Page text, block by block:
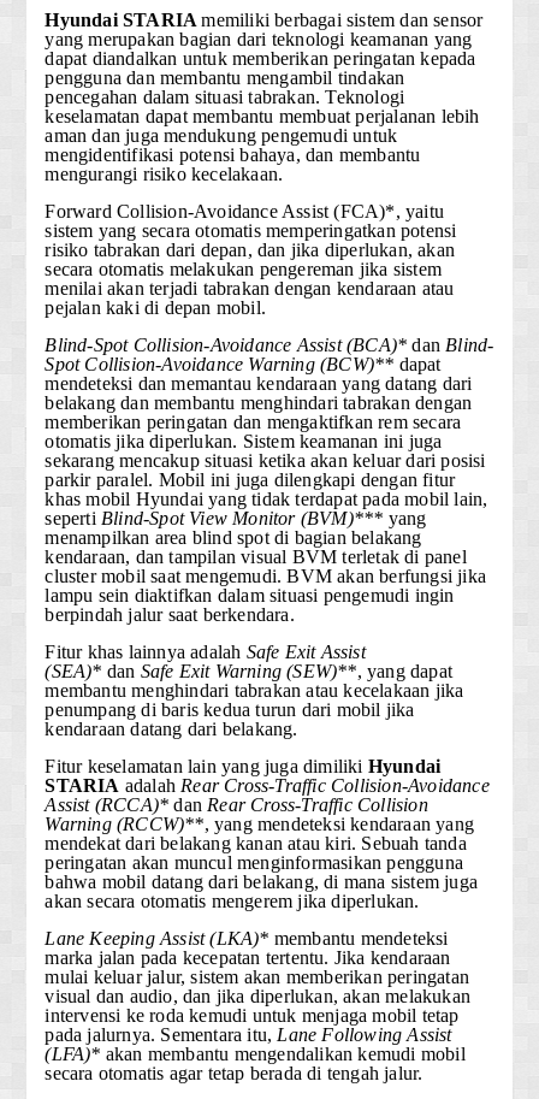
Hyundai STARIAmemiliki berbagai sistem dan sensor
yang merupakan bagian dari teknologi keamanan yang
dapat diandalkan untuk memberikan peringatan kepada
pengguna dan membantu mengambil tindakan
pencegahan dalam situasi tabrakan. Teknologi
keselamatan dapat membantu membuat perjalanan lebih
aman dan juga mendukung pengemudi untuk
mengidentifikasi potensi bahaya, dan membantu
mengurangi risiko kecelakaan.
Forward Collision-Avoidance Assist (FCA)*, yaitu
sistem yang secara otomatis memperingatkan potensi
risiko tabrakan dari depan, dan jika diperlukan, akan
secara otomatis melakukan pengereman jika sistem
menilai akan terjadi tabrakan dengan kendaraan atau
pejalan kaki di depan mobil.
Blind-Spot Collision-Avoidance Assist (BCA)*dan Blind-
Spot Collision-Avoidance Warning (BCW)** dapat
mendeteksi dan memantau kendaraan yang datang dari
belakang dan membantu menghindari tabrakan dengan
memberikan peringatan dan mengaktifkan rem secara
otomatis jika diperlukan. Sistem keamanan ini juga
sekarang mencakup situasi ketika akan keluar dari posisi
parkir paralel. Mobil ini juga dilengkapi dengan fitur
khas mobil Hyundai yang tidak terdapat pada mobil lain,
seperti Blind-Spot View Monitor (BVM)*** yang
menampilkan area blind spot di bagian belakang
kendaraan, dan tampilan visual BVM terletak di panel
cluster mobil saat mengemudi. BVM akan berfungsi jika
lampu sein diaktifkan dalam situasi pengemudi ingin
berpindah jalur saat berkendara.
Fitur khas lainnya adalah Safe Exit Assist
(SEA)* dan Safe Exit Warning (SEW)**, yang dapat
membantu menghindari tabrakan atau kecelakaan jika
penumpang di baris kedua turun dari mobil jika
kendaraan datang dari belakang.
Fitur keselamatan lain yang juga dimiliki Hyundai
STARIA adalah Rear Cross-Traffic Collision-Avoidance
Assist (RCCA)*dan Rear Cross-Traffic Collision
Warning (RCCW)**, yang mendeteksi kendaraan yang
mendekat dari belakang kanan atau kiri. Sebuah tanda
peringatan akan muncul menginformasikan pengguna
bahwa mobil datang dari belakang, di mana sistem juga
akan secara otomatis mengerem jika diperlukan.
Lane Keeping Assist (LKA)* membantu mendeteksi
marka jalan pada kecepatan tertentu. Jika kendaraan
mulai keluar jalur, sistem akan memberikan peringatan
visual dan audio, dan jika diperlukan, akan melakukan
intervensi ke roda kemudi untuk menjaga mobil tetap
pada jalurnya. Sementara itu, Lane Following Assist
(LFA)* akan membantu mengendalikan kemudi mobil
secara otomatis agar tetap berada di tengah jalur.